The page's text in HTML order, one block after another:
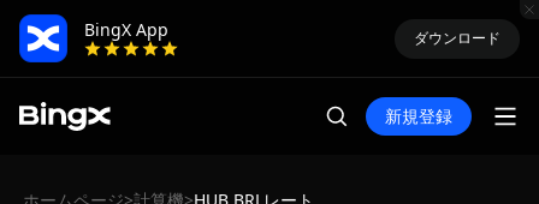
BingX App
ダウンロード
新規登録
ホームページ>計算機>HUB BRLレート